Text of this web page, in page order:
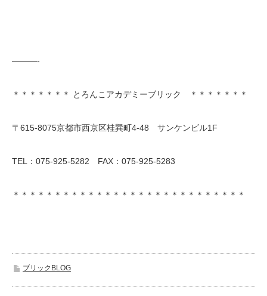
———-
＊＊＊＊＊＊＊ とろんこアカデミーブリック ＊＊＊＊＊＊＊
〒615-8075京都市西京区桂巽町4-48 サンケンビル1F
TEL：075-925-5282 FAX：075-925-5283
＊＊＊＊＊＊＊＊＊＊＊＊＊＊＊＊＊＊＊＊＊＊＊＊＊＊＊＊
ブリックBLOG